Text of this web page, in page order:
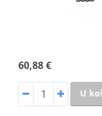
60,88 €
U